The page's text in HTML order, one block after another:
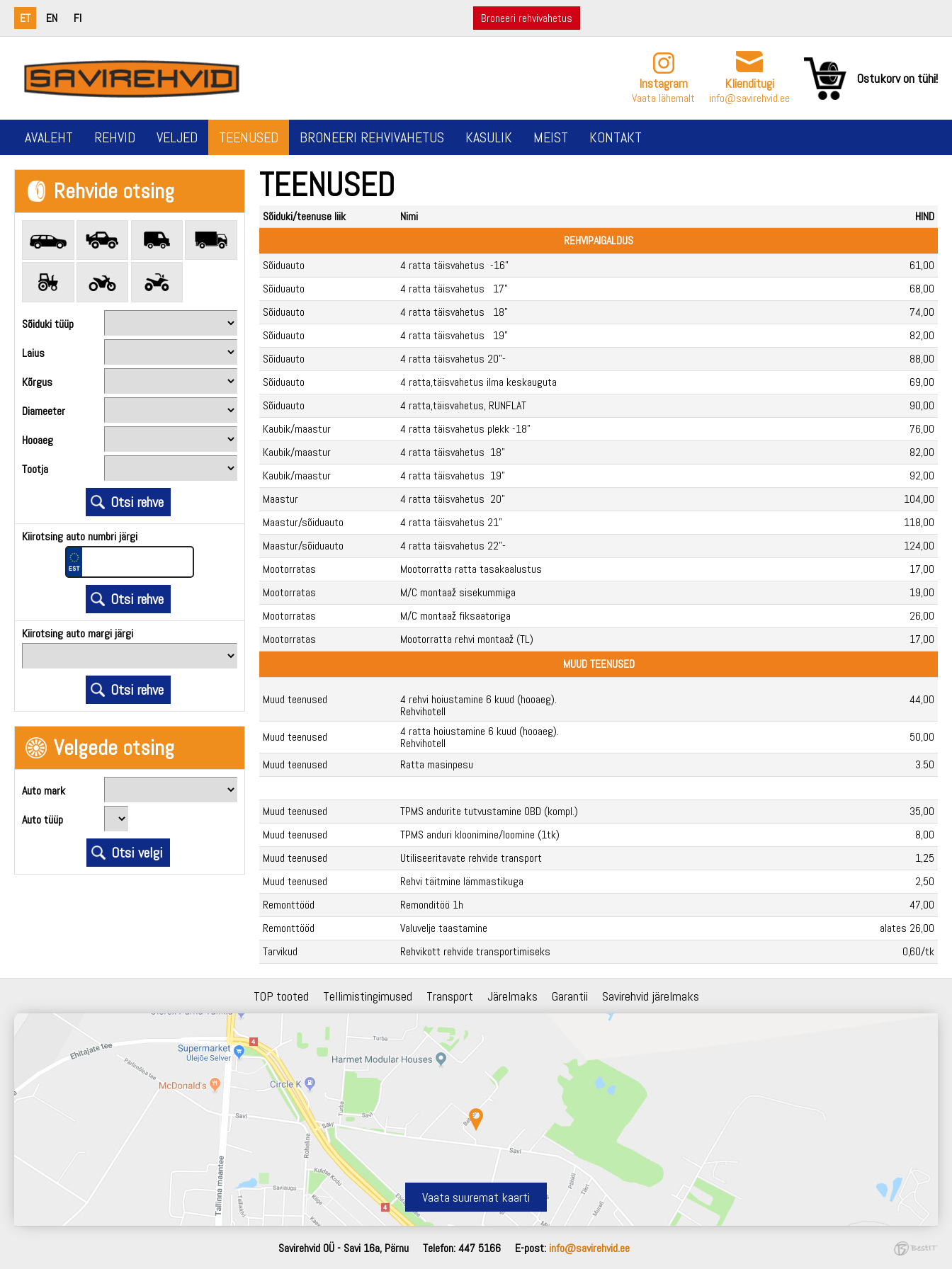
ET EN FI Broneeri rehvivahetus
Instagram
Vaata lähemalt
Klienditugi
info@savirehvid.ee
Ostukorv on tühi!
AVALEHT REHVID VELJED TEENUSED BRONEERI REHVIVAHETUS KASULIK MEIST KONTAKT
Rehvide otsing
Sõiduki tüüp
Laius
Kõrgus
Diameeter
Hooaeg
Tootja
Kiirotsing auto numbri järgi
Kiirotsing auto margi järgi
Velgede otsing
Auto mark
Auto tüüp
TEENUSED
Sõiduki/teenuse liik Nimi
HIND
REHVIPAIGALDUS
Sõiduauto
4 ratta täisvahetus -16"
61,00
Sõiduauto
4 ratta täisvahetus 17"
68,00
Sõiduauto
4 ratta täisvahetus 18"
74,00
Sõiduauto
4 ratta täisvahetus 19"
82,00
Sõiduauto
4 ratta täisvahetus 20"-
88,00
Sõiduauto
4 ratta,täisvahetus ilma keskauguta 69,00
Sõiduauto
4 ratta,täisvahetus, RUNFLAT
90,00
Kaubik/maastur
4 ratta täisvahetus plekk -18"
76,00
Kaubik/maastur
4 ratta täisvahetus 18"
82,00
Kaubik/maastur
4 ratta täisvahetus 19"
92,00
Maastur
4 ratta täisvahetus 20"
104,00
Maastur/sõiduauto
4 ratta täisvahetus 21"
118,00
Maastur/sõiduauto
4 ratta täisvahetus 22"-
124,00
Mootorratas
Mootorratta ratta tasakaalustus
17,00
Mootorratas
M/C montaaž sisekummiga
19,00
Mootorratas
M/C montaaž fiksaatoriga
26,00
Mootorratas
Mootorratta rehvi montaaž (TL)
17,00
MUUD TEENUSED
Muud teenused
4 rehvi hoiustamine 6 kuud (hooaeg).
Rehvihotell
44,00
Muud teenused
4 ratta hoiustamine 6 kuud (hooaeg).
Rehvihotell
50,00
Muud teenused
Ratta masinpesu 3.50
Muud teenused TPMS andurite tutvustamine OBD (kompl.)
35,00
Muud teenused
TPMS anduri kloonimine/loomine (1tk)
8,00
Muud teenused
Utiliseeritavate rehvide transport
1,25
Muud teenused
Rehvi täitmine lämmastikuga
2,50
Remonttööd
Remonditöö 1h
47,00
Remonttööd
Valuvelje taastamine
alates 26,00
Tarvikud
Rehvikott rehvide transportimiseks 0,60/tk
TOP tooted Tellimistingimused Transport Järelmaks Garantii Savirehvid järelmaks
Vaata suuremat kaarti
Savirehvid OÜ - Savi 16a, Pärnu Telefon: 447 5166 E-post: info@savirehvid.ee